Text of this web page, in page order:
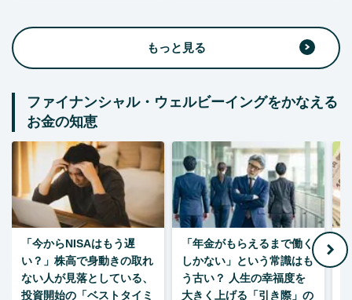
もっと見る
ファイナンシャル・ウェルビーイングをかなえる
お金の知恵
「今からNISAはもう遅
い？」株高で身動きの取れ
ない人が見落としている、
投資開始の「ベストタイミ
「年金がもらえるまで働く
しかない」という常識はも
う古い？ 人生の幸福度を
大きく上げる「引き際」の